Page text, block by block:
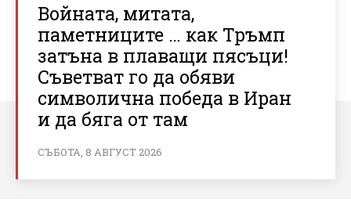
Войната, митата,
паметниците … как Тръмп
затъна в плаващи пясъци!
Съветват го да обяви
символична победа в Иран
и да бяга от там
СЪБОТА, 8 АВГУСТ 2026